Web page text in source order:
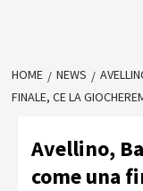
HOME NEWS
FINALE, CE LA
Avellino,
come una